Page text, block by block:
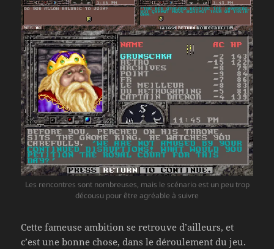
Les rencontres sont nombreuses, mais le scénario est un peu trop
décousu pour être agréable à suivre
Cette fameuse ambition se retrouve d’ailleurs, et
c’est une bonne chose, dans le déroulement du jeu.